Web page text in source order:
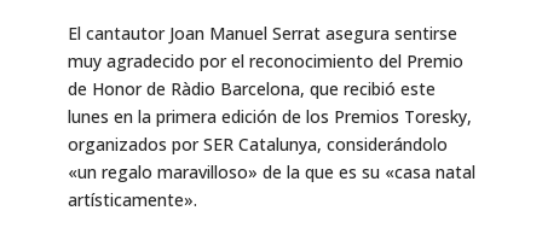
El cantautor Joan Manuel Serrat asegura sentirse
muy agradecido por el reconocimiento del Premio
de Honor de Ràdio Barcelona, que recibió este
lunes en la primera edición de los Premios Toresky,
organizados por SER Catalunya, considerándolo
«un regalo maravilloso» de la que es su «casa natal
artísticamente».